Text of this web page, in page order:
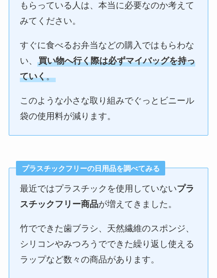
もらっている人は、本当に必要なのか考えて
みてください。
すぐに食べるお弁当などの購入ではもらわな
い、買い物へ行く際は必ずマイバッグを持っ
ていく。
このような小さな取り組みでぐっとビニール
袋の使用料が減ります。
プラスチックフリーの日用品を調べてみる
最近ではプラスチックを使用していないプラ
スチックフリー商品が増えてきました。
竹でできた歯ブラシ、天然繊維のスポンジ、
シリコンやみつろうでできた繰り返し使える
ラップなど数々の商品があります。